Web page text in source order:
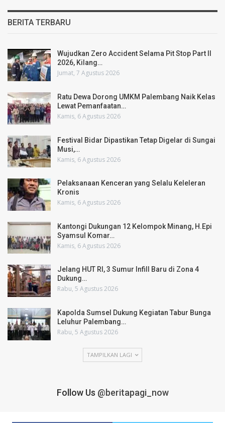
BERITA TERBARU
Wujudkan Zero Accident Selama Pit Stop Part II
2026, Kilang…
Jumat, 7 Agustus 2026
Ratu Dewa Dorong UMKM Palembang Naik Kelas
Lewat Pemanfaatan…
Kamis, 6 Agustus 2026
Festival Bidar Dipastikan Tetap Digelar di Sungai
Musi,…
Kamis, 6 Agustus 2026
Pelaksanaan Kenceran yang Selalu Keleleran
Kronis
Kamis, 6 Agustus 2026
Kantongi Dukungan 12 Kelompok Minang, H.Epi
Syamsul Komar…
Kamis, 6 Agustus 2026
Jelang HUT RI, 3 Sumur Infill Baru di Zona 4
Dukung…
Rabu, 5 Agustus 2026
Kapolda Sumsel Dukung Kegiatan Tabur Bunga
Leluhur Palembang…
Rabu, 5 Agustus 2026
TAMPILKAN LAGI
Follow Us @beritapagi_now